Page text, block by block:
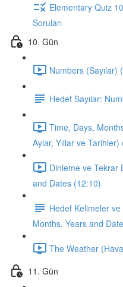
Elementary Quiz
Soruları
10. Gün
Numbers (Sayılar)
Hedef Sayılar:
Time, Days,
Aylar, Yıllar ve Tarihler)
Dinleme ve Tekrar
and Dates (12:10)
Hedef Kelimeler ve
Months, Years and
The Weather
11. Gün